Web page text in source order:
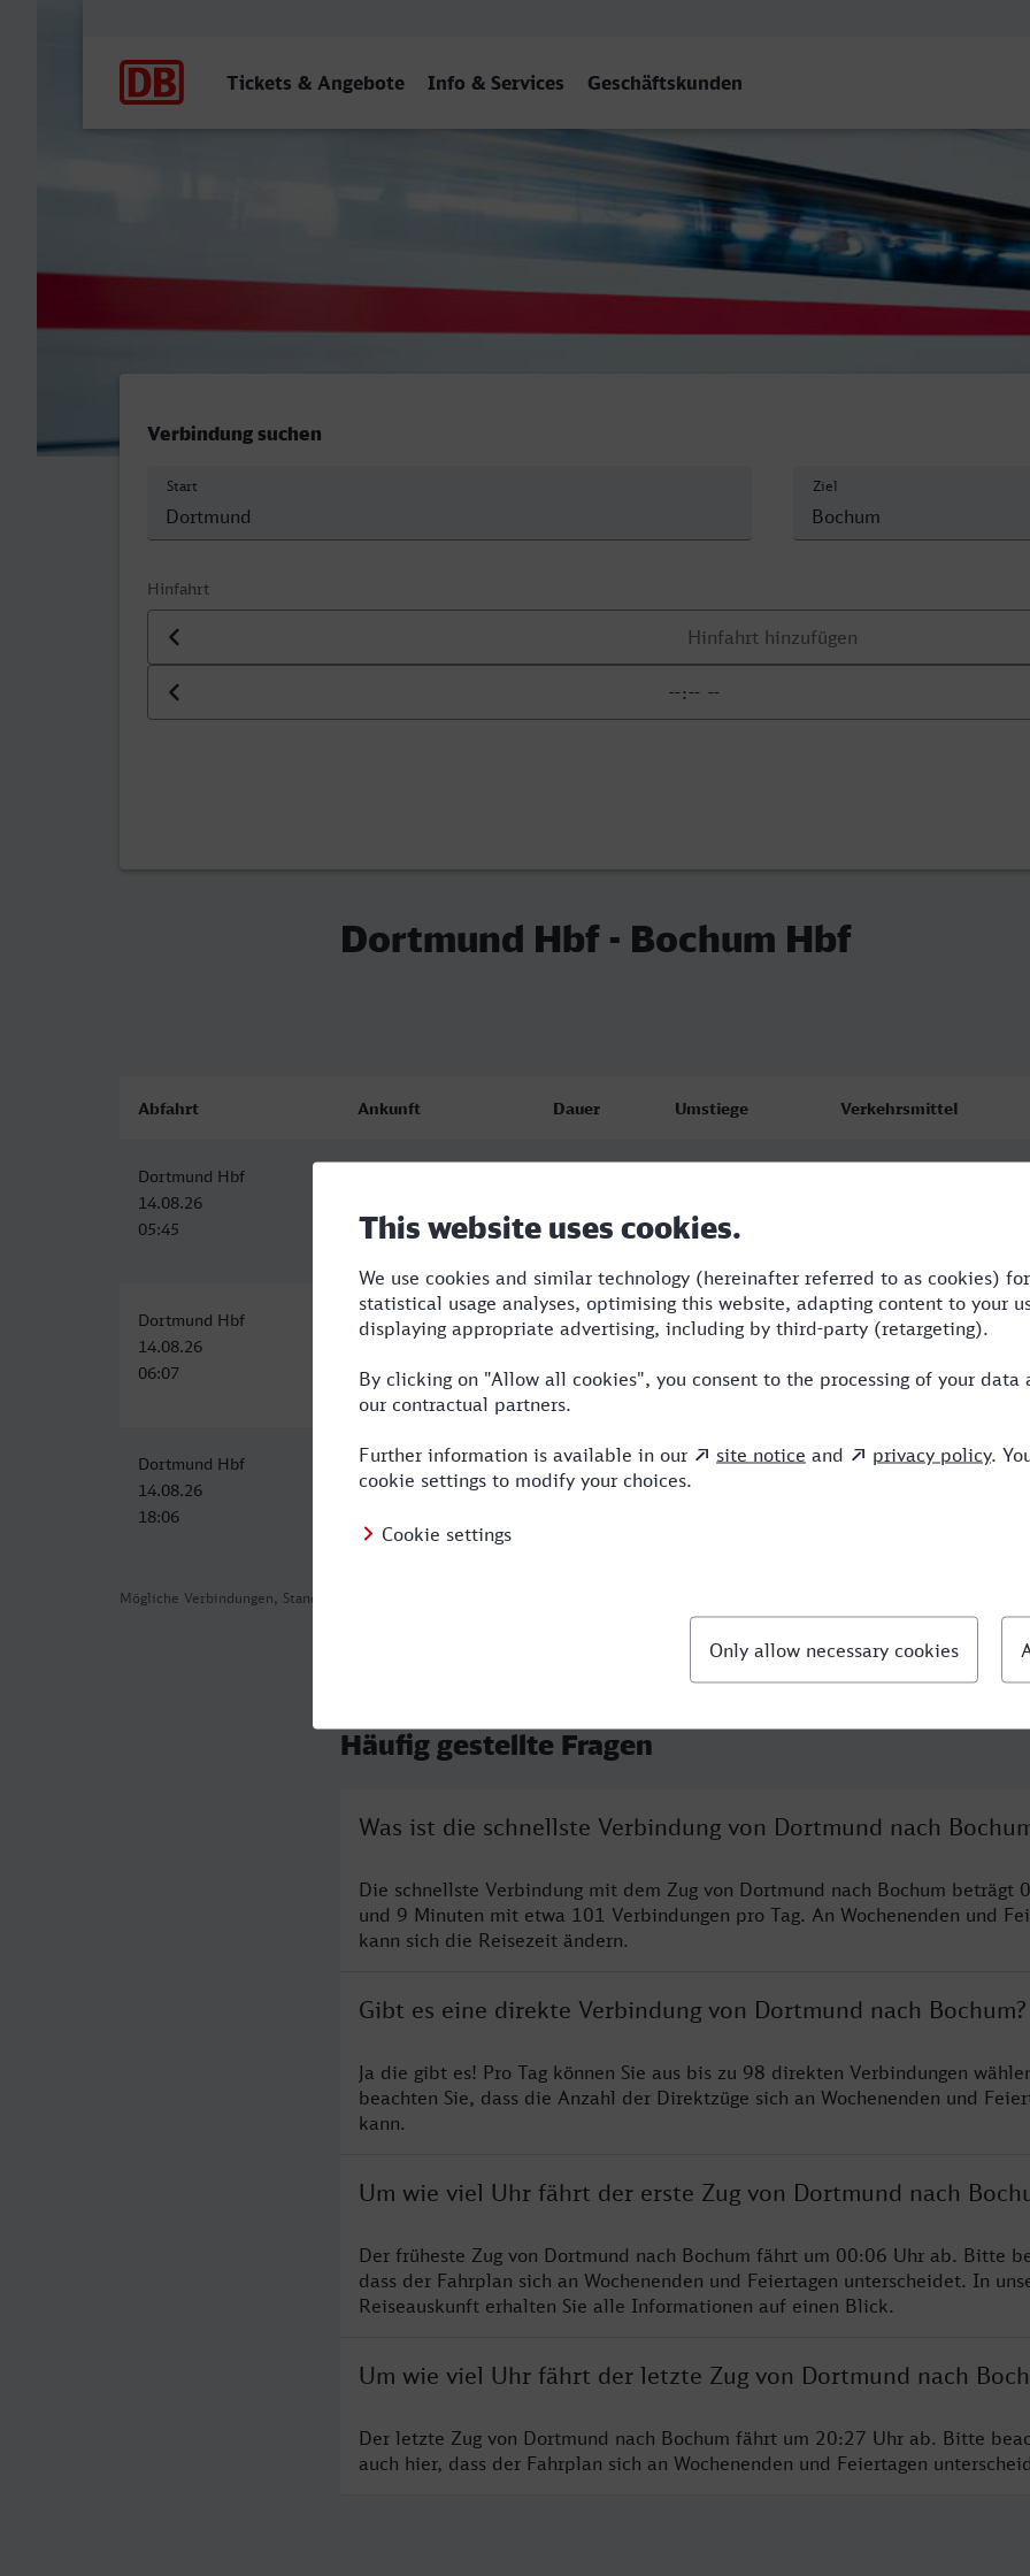
Tickets & Angebote Info & Services Geschäftskunden
Dortmund Hbf - Bochum Hbf
Verbindung suchen
Start Ziel
Hinfahrt
Datum der Hinfahrt
Uhrzeit der Hinfahrt
Dortmund Hbf - Bochum Hbf
Mögliche Verbindungen, Stand: 2026-07-31 01:34
Abfahrt Ankunft Dauer Umstiege Verkehrsmittel
Dortmund Hbf
14.08.26
05:45
05:54
Dortmund Hbf
14.08.26
06:07
Bochum Hbf
06:18
0:11 0 NX
Dortmund Hbf
14.08.26
18:06
Bochum Hbf
14.08.26
0:11 0 ICE
Häufig gestellte Fragen
Was ist die schnellste Verbindung von Dortmund nach
Die schnellste Verbindung mit dem Zug von Dortmund nach Bochum beträgt
und 9 Minuten mit etwa 101 Verbindungen pro Tag. An Wochenenden und
kann sich die Reisezeit ändern.
Gibt es eine direkte Verbindung von Dortmund nach Bochum?
Ja die gibt es! Pro Tag können Sie aus bis zu 98 direkten Verbindungen
beachten Sie, dass die Anzahl der Direktzüge sich an Wochenenden und
kann.
Um wie viel Uhr fährt der erste Zug von Dortmund nach
Der früheste Zug von Dortmund nach Bochum fährt um 00:06 Uhr ab. Bitte
dass der Fahrplan sich an Wochenenden und Feiertagen unterscheidet. In
Reiseauskunft erhalten Sie alle Informationen auf einen Blick.
Um wie viel Uhr fährt der letzte Zug von Dortmund nach
Der letzte Zug von Dortmund nach Bochum fährt um 20:27 Uhr ab. Bitte
auch hier, dass der Fahrplan sich an Wochenenden und Feiertagen